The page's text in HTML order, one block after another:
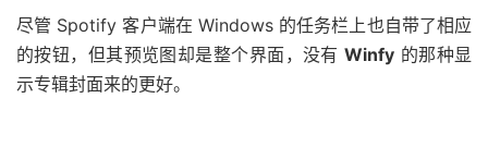
尽管 Spotify 客户端在 Windows 的任务栏上也自带了相应
的按钮，但其预览图却是整个界面，没有Winfy 的那种显
示专辑封面来的更好。